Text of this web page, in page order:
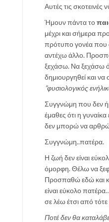
Αυτές τις
Ήμουν πάντα το
μέχρι και σήμερα
πρότυπο γονέα που
αντέχω άλλο.
ξεχάσω. Να ξεχάσω
δημιουργηθεί και
”φυσιολογικός
Συγγνώμη που δεν
έμαθες ότι η
δεν μπορώ να
Συγγνώμη..πατέρα.
Η ζωή δεν είναι
όμορφη. Θέλω να
Προσπαθώ εδώ και
είναι εύκολο
σε λέω έτσι από
Ποτέ δεν θα